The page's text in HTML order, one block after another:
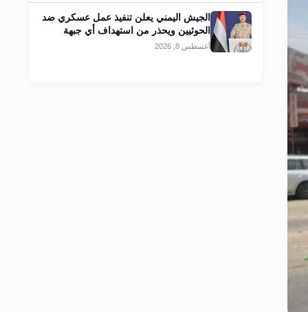
الجيش اليمني يعلن تنفيذ عمل عسكري ضد
الحوثيين ويحذر من استهداف أي جبهة
أغسطس 8, 2026